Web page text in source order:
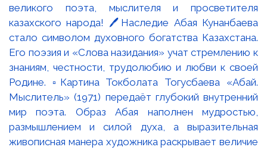
великого поэта, мыслителя и просветителя
казахского народа! 🖊️Наследие Абая Кунанбаева
стало символом духовного богатства Казахстана.
Его поэзия и «Слова назидания» учат стремлению к
знаниям, честности, трудолюбию и любви к своей
Родине. ▫️Картина Токболата Тогусбаева «Абай.
Мыслитель» (1971) передаёт глубокий внутренний
мир поэта. Образ Абая наполнен мудростью,
размышлением и силой духа, а выразительная
живописная манера художника раскрывает величие